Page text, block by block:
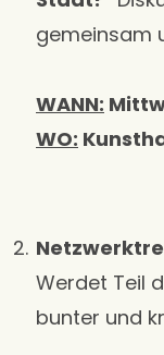
gemeinsam
WANN:
WO:
Werdet Teil
bunter und